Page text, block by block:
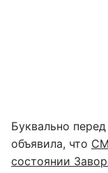
Буквально
объявила, что
состоянии